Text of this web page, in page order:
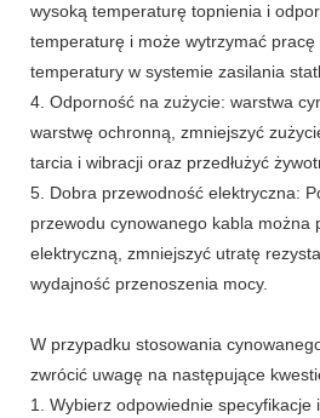
wysoką temperaturę topnienia i
temperaturę i może wytrzymać
temperatury w systemie zasilania
4. Odporność na zużycie: warstwa
warstwę ochronną, zmniejszyć
tarcia i wibracji oraz przedłużyć
5. Dobra przewodność elektryczna:
przewodu cynowanego kabla można
elektryczną, zmniejszyć utratę
wydajność przenoszenia mocy.
W przypadku stosowania
zwrócić uwagę na następujące
1. Wybierz odpowiednie specyfikacje